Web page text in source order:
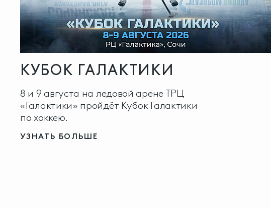
КУБОК ГАЛАКТИКИ
8 и 9 августа на ледовой арене ТРЦ
«Галактики» пройдёт Кубок Галактики
по хоккею.
УЗНАТЬ БОЛЬШЕ